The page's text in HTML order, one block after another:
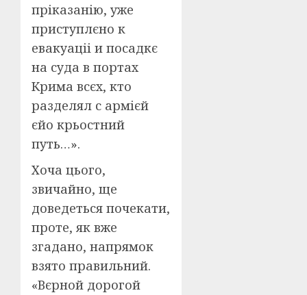
пріказанію, уже
приступлєно к
евакуаціі и посадкє
на суда в портах
Крима всєх, кто
разделял с армієй
єйо крьостний
путь…».
Хоча цього,
звичайно, ще
доведеться почекати,
проте, як вже
згадано, напрямок
взято правильний.
«Вєрной дорогой